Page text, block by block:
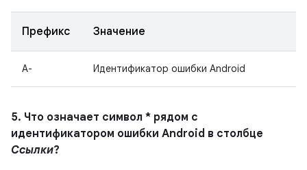
Префикс Значение
A- Идентификатор ошибки Android
5. Что означает символ * рядом с
идентификатором ошибки Android в столбце
Ссылки?